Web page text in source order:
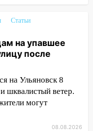
не
ливни
без спроса:
похитил у
Статьи
на упавшее
после
на Ульяновск 8
шквалистый ветер.
могут
08.08.2026